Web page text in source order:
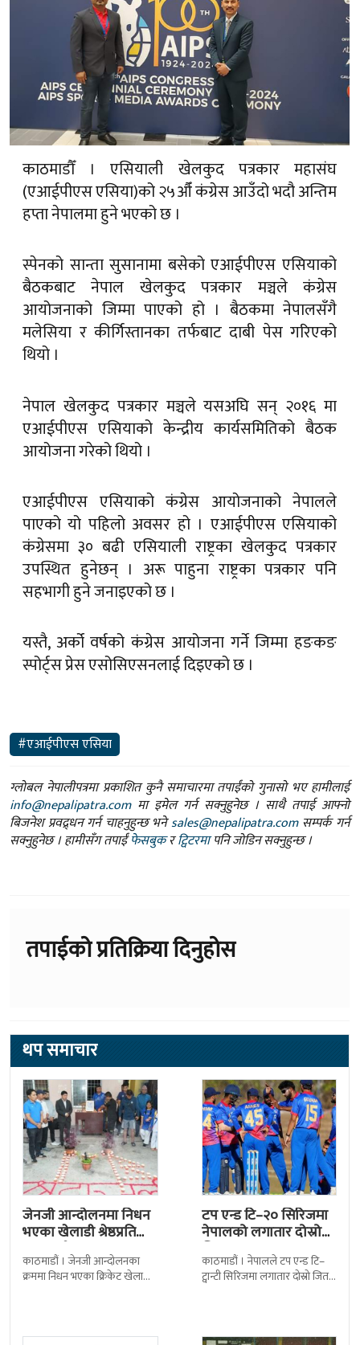
काठमाडौँ । एसियाली खेलकुद पत्रकार महासंघ
(एआईपीएस एसिया)को २५औँ कंग्रेस आउँदो भदौ अन्तिम
हप्ता नेपालमा हुने भएको छ ।
स्पेनको सान्ता सुसानामा बसेको एआईपीएस एसियाको
बैठकबाट नेपाल खेलकुद पत्रकार मञ्चले कंग्रेस
आयोजनाको जिम्मा पाएको हो । बैठकमा नेपालसँगै
मलेसिया र कीर्गिस्तानका तर्फबाट दाबी पेस गरिएको
थियो ।
नेपाल खेलकुद पत्रकार मञ्चले यसअघि सन् २०१६ मा
एआईपीएस एसियाको केन्द्रीय कार्यसमितिको बैठक
आयोजना गरेको थियो ।
एआईपीएस एसियाको कंग्रेस आयोजनाको नेपालले
पाएको यो पहिलो अवसर हो । एआईपीएस एसियाको
कंग्रेसमा ३० बढी एसियाली राष्ट्रका खेलकुद पत्रकार
उपस्थित हुनेछन् । अरू पाहुना राष्ट्रका पत्रकार पनि
सहभागी हुने जनाइएको छ ।
यस्तै, अर्को वर्षको कंग्रेस आयोजना गर्ने जिम्मा हङकङ
स्पोर्ट्स प्रेस एसोसिएसनलाई दिइएको छ ।
#एआईपीएस एसिया
ग्लोबल नेपालीपत्रमा प्रकाशित कुनै समाचारमा तपाईंको गुनासो भए हामीलाई
info@nepalipatra.comमा इमेल गर्न सक्नुहुनेछ । साथै तपाई आफ्नो
बिजनेश प्रवद्र्धन गर्न चाहनुहुन्छ भनेsales@nepalipatra.comसम्पर्क गर्न
सक्नुहुनेछ । हामीसँग तपाईंफेसबुकरट्विटरमापनि जोडिन सक्नुहुन्छ ।
तपाईको प्रतिक्रिया दिनुहोस
थप समाचार
जेनजी आन्दोलनमा निधन
भएका खेलाडी श्रेष्ठप्रति
श्रद्धाञ्जली
काठमाडौं । जेनजी आन्दोलनका
क्रममा निधन भएका क्रिकेट खेलाडी
टप एन्ड टि–२० सिरिजमा
नेपालको लगातार दोस्रो
जित
काठमाडौं । नेपालले टप एन्ड टि–
ट्वान्टी सिरिजमा लगातार दोस्रो जित